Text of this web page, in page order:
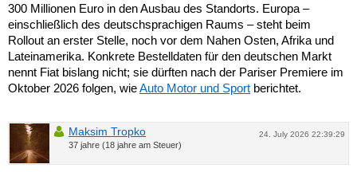
300 Millionen Euro in den Ausbau des Standorts. Europa –
einschließlich des deutschsprachigen Raums – steht beim
Rollout an erster Stelle, noch vor dem Nahen Osten, Afrika und
Lateinamerika. Konkrete Bestelldaten für den deutschen Markt
nennt Fiat bislang nicht; sie dürften nach der Pariser Premiere im
Oktober 2026 folgen, wieAuto Motor und Sport berichtet.
24. July 2026 22:39:29
Maksim Tropko
37 jahre (18 jahre am Steuer)